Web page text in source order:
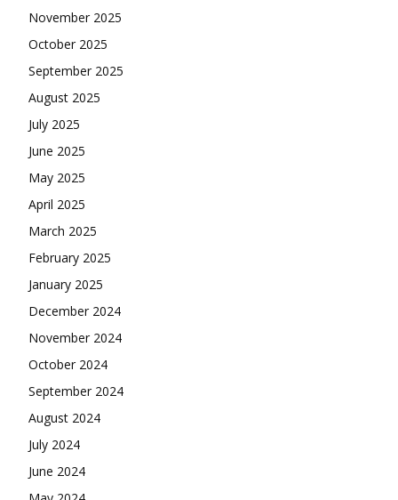
November 2025
October 2025
September 2025
August 2025
July 2025
June 2025
May 2025
April 2025
March 2025
February 2025
January 2025
December 2024
November 2024
October 2024
September 2024
August 2024
July 2024
June 2024